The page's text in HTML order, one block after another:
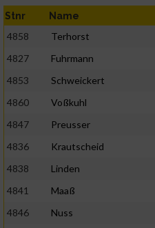
Stnr Name
4858 Terhorst
4827
Fuhrmann
4853
Schweickert
4860
Voßkuhl
4847
Preusser
4836
Krautscheid
4838
Linden
4841
Maaß
4846
Nuss